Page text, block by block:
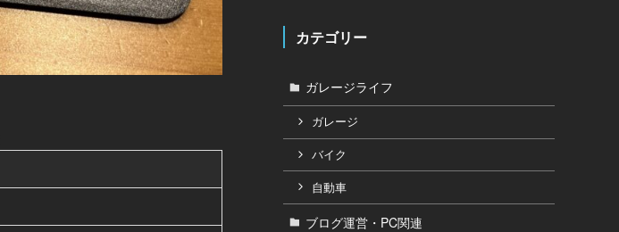
カテゴリー
ガレージライフ
ガレージ
バイク
自動車
ブログ運営・PC関連